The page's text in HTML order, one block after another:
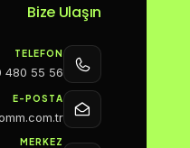
Bize Ulaşın
TELEFON
480 55 56
E-POSTA
MERKEZ